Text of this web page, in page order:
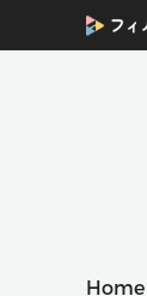
Home